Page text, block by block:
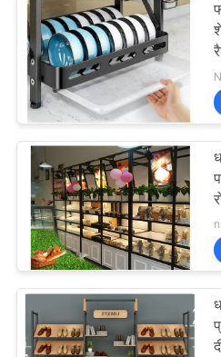
गुणवत्ता
नियंत्रण
संपर्क
करें
एक
उद्धरण
का
अनुरोध
करें
गोदाम भंडारण
आभूषण स्टोर